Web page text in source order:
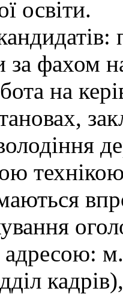
освіти.
за фахом
на
адресою: